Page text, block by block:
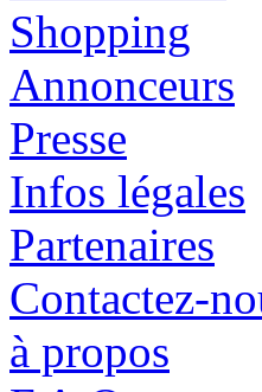
Shopping
Annonceurs
Presse
Infos légales
Partenaires
Contactez-
à propos